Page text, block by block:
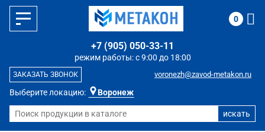
Выберите локацию: Воронеж
режим работы: с 9:00 до 18:00
+7 (905) 050-33-11
voronezh@zavod-metakon.ru
ЗАКАЗАТЬ ЗВОНОК
0